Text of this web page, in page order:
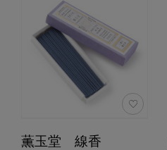
薫玉堂 線香